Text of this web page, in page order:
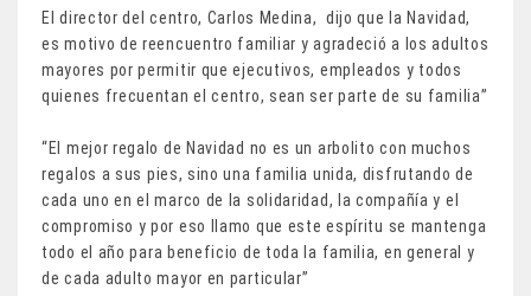
El director del centro, Carlos Medina, dijo que la Navidad,
es motivo de reencuentro familiar y agradeció a los adultos
mayores por permitir que ejecutivos, empleados y todos
quienes frecuentan el centro, sean ser parte de su familia”
“El mejor regalo de Navidad no es un arbolito con muchos
regalos a sus pies, sino una familia unida, disfrutando de
cada uno en el marco de la solidaridad, la compañía y el
compromiso y por eso llamo que este espíritu se mantenga
todo el año para beneficio de toda la familia, en general y
de cada adulto mayor en particular”